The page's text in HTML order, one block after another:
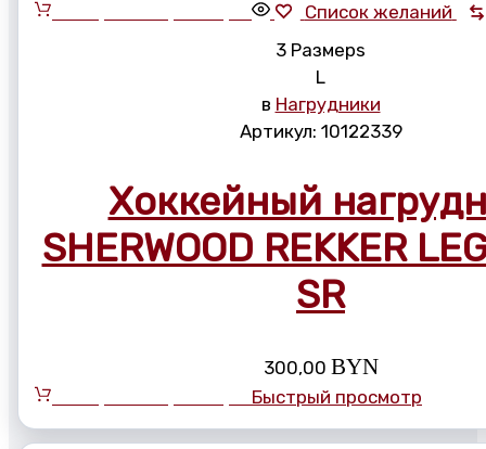
Список желаний
3 Размерs
L
в Нагрудники
Артикул: 10122339
Хоккейный
SHERWOOD REKKER
SR
300,00 BYN
Быстрый просмотр